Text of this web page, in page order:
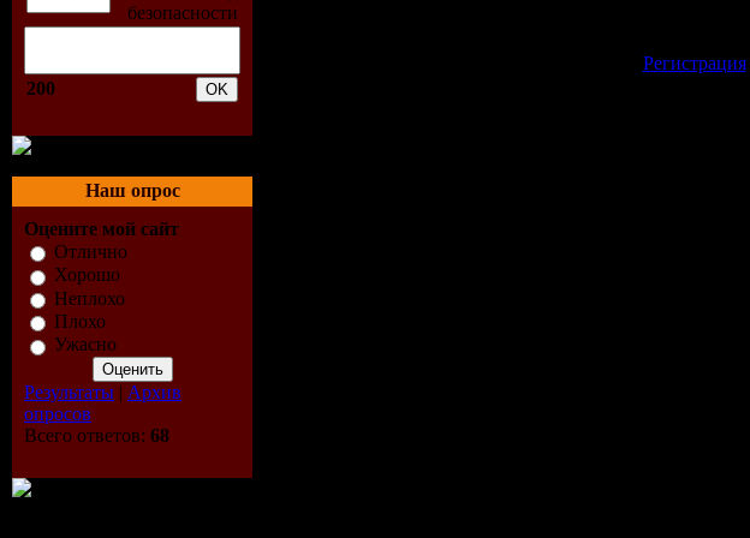
200
Наш опрос
Оцените мой сайт
Отлично
Хорошо
Неплохо
Плохо
Ужасно
Результаты | Архив
опросов
Всего ответов: 68
Регистрация|